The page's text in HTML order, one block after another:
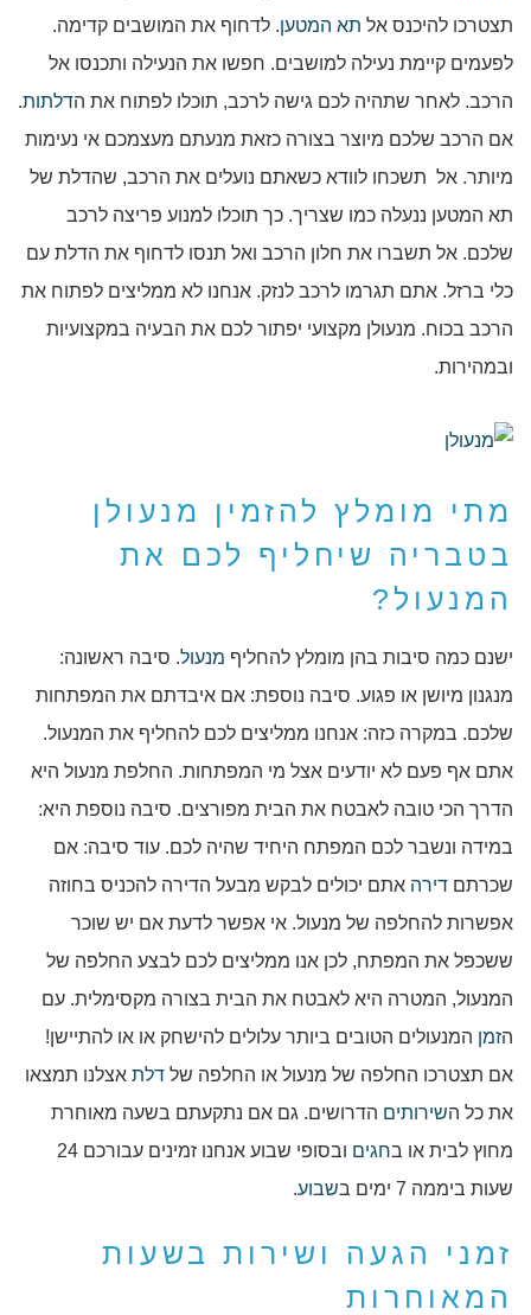
תצטרכו להיכנס אל תא המטען. לדחוף את המושבים קדימה.
לפעמים קיימת נעילה למושבים. חפשו את הנעילה ותכנסו אל
הרכב. לאחר שתהיה לכם גישה לרכב, תוכלו לפתוח את הדלתות.
אם הרכב שלכם מיוצר בצורה כזאת מנעתם מעצמכם אי נעימות
מיותר. אל תשכחו לוודא כשאתם נועלים את הרכב, שהדלת של
תא המטען ננעלה כמו שצריך. כך תוכלו למנוע פריצה לרכב
שלכם. אל תשברו את חלון הרכב ואל תנסו לדחוף את הדלת עם
כלי ברזל. אתם תגרמו לרכב לנזק. אנחנו לא ממליצים לפתוח את
הרכב בכוח. מנעולן מקצועי יפתור לכם את הבעיה במקצועיות
ובמהירות.
מתי מומלץ להזמין מנעולן
בטבריה שיחליף לכם את
המנעול?
ישנם כמה סיבות בהן מומלץ להחליף מנעול. סיבה ראשונה:
מנגנון מיושן או פגוע. סיבה נוספת: אם איבדתם את המפתחות
שלכם. במקרה כזה: אנחנו ממליצים לכם להחליף את המנעול.
אתם אף פעם לא יודעים אצל מי המפתחות. החלפת מנעול היא
הדרך הכי טובה לאבטח את הבית מפורצים. סיבה נוספת היא:
במידה ונשבר לכם המפתח היחיד שהיה לכם. עוד סיבה: אם
שכרתם דירה אתם יכולים לבקש מבעל הדירה להכניס בחוזה
אפשרות להחלפה של מנעול. אי אפשר לדעת אם יש שוכר
ששכפל את המפתח, לכן אנו ממליצים לכם לבצע החלפה של
המנעול, המטרה היא לאבטח את הבית בצורה מקסימלית. עם
הזמן המנעולים הטובים ביותר עלולים להישחק או או להתיישן!
אם תצטרכו החלפה של מנעול או החלפה של דלת אצלנו תמצאו
את כל השירותים הדרושים. גם אם נתקעתם בשעה מאוחרת
מחוץ לבית או בחגים
ובסופי שבוע אנחנו זמינים עבורכם 24
שעות ביממה 7 ימים ב
שבוע.
זמני הגעה ושירות בשעות
המאוחרות